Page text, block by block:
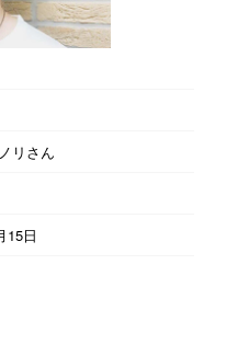
リさん
15日